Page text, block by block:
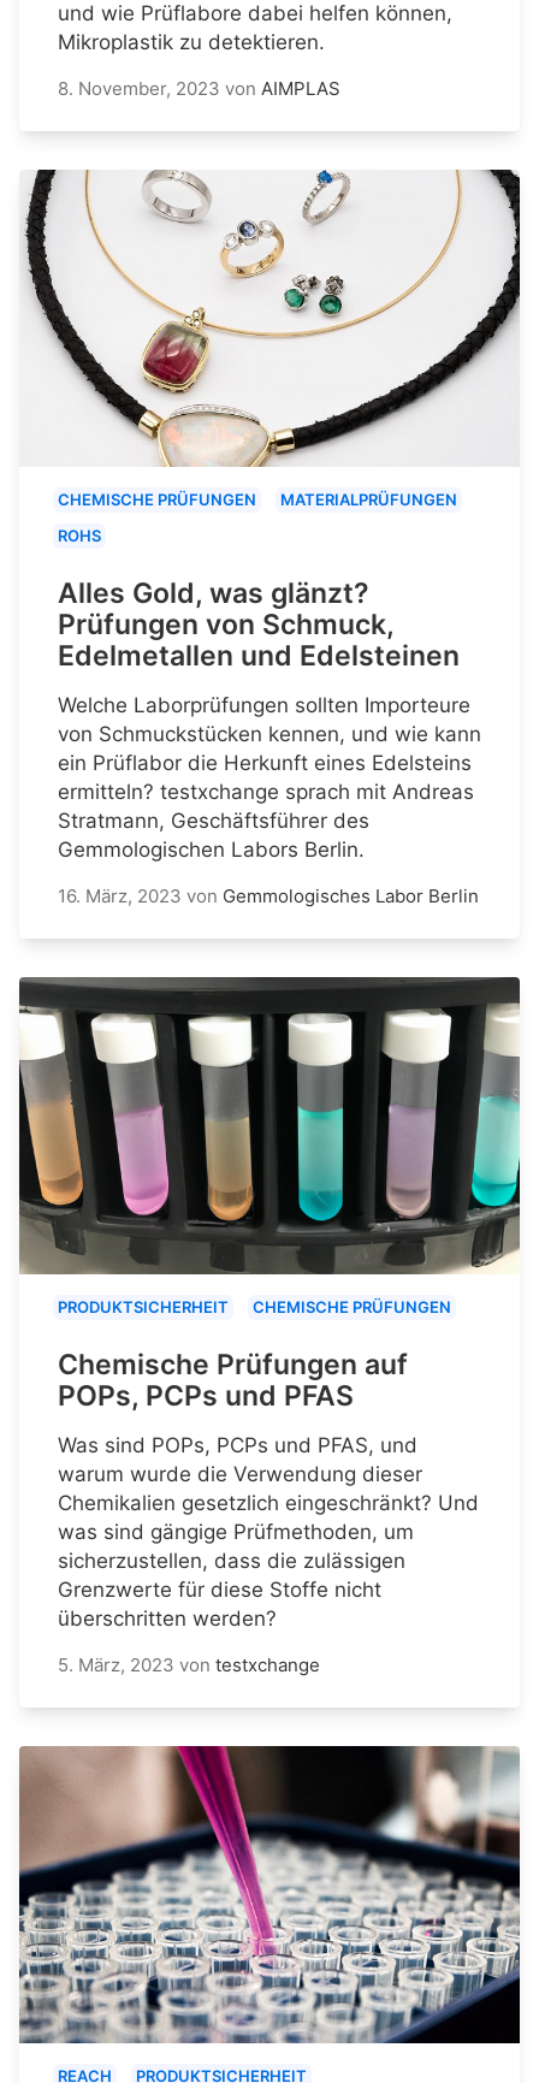
und wie Prüflabore dabei helfen können,
Mikroplastik zu detektieren.
8. November, 2023 von AIMPLAS
CHEMISCHE PRÜFUNGEN
MATERIALPRÜFUNGEN
ROHS
Alles Gold, was glänzt?
Prüfungen von Schmuck,
Edelmetallen und Edelsteinen
Welche Laborprüfungen sollten Importeure
von Schmuckstücken kennen, und wie kann
ein Prüflabor die Herkunft eines Edelsteins
ermitteln? testxchange sprach mit Andreas
Stratmann, Geschäftsführer des
Gemmologischen Labors Berlin.
16. März, 2023 von Gemmologisches Labor Berlin
PRODUKTSICHERHEIT CHEMISCHE PRÜFUNGEN
Chemische Prüfungen auf
POPs, PCPs und PFAS
Was sind POPs, PCPs und PFAS, und
warum wurde die Verwendung dieser
Chemikalien gesetzlich eingeschränkt? Und
was sind gängige Prüfmethoden, um
sicherzustellen, dass die zulässigen
Grenzwerte für diese Stoffe nicht
überschritten werden?
5. März, 2023 von testxchange
REACH PRODUKTSICHERHEIT